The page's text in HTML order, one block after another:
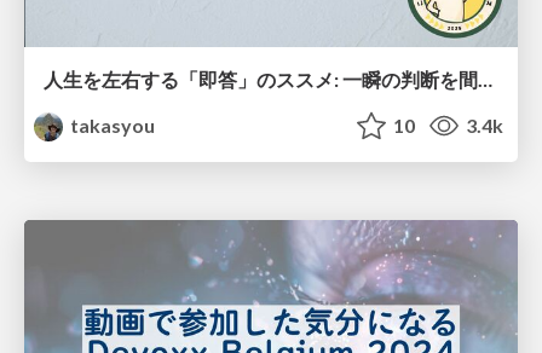
人生を左右する「即答」のススメ: 一瞬の判断を間違えないためにするべきこと
takasyou
10 3.4k